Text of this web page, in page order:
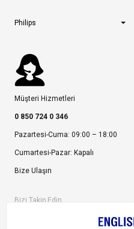
Philips
Müşteri Hizmetleri
0 850 724 0 346
Pazartesi-Cuma: 09:00 – 18:00
Cumartesi-Pazar: Kapalı
Bize Ulaşın
Bizi Takip Edin